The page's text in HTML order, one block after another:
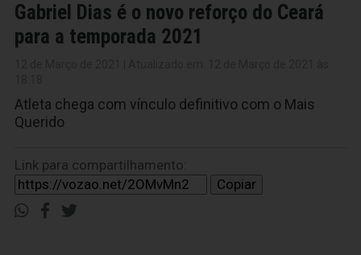
Gabriel Dias é o novo reforço do Ceará
para a temporada 2021
Atleta chega com vínculo definitivo com o Mais
Querido
Link para compartilhamento:
Copiar